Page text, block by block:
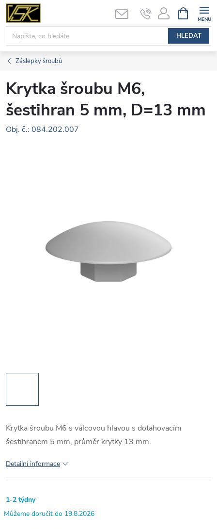
Přejít
obsah
HLEDAT
NÁKUPNÍ
KOŠÍK
Záslepky šroubů
Krytka šroubu M6,
šestihran 5 mm, D=13 mm
Obj. č.: 084.202.007
Krytka šroubu M6 s válcovou hlavou s dotahovacím
šestihranem 5 mm, průměr krytky 13 mm.
Detailní informace
1-2 týdny
19.8.2026